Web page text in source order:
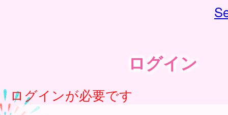
ログイン
ログインが必要です